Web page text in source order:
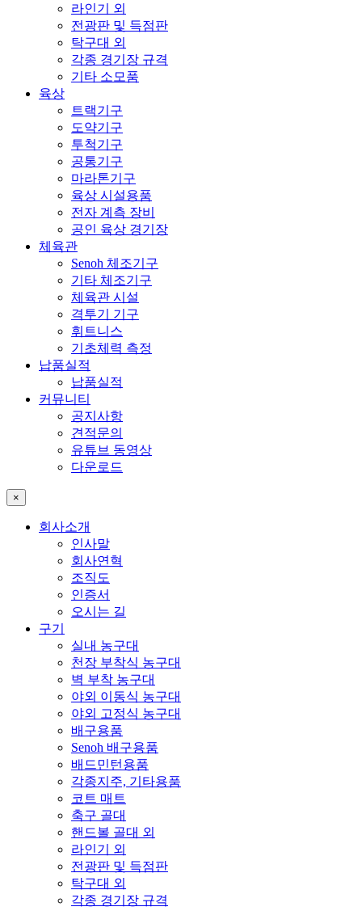
라인기 외
전광판 및 득점판
탁구대 외
각종 경기장 규격
기타 소모품
육상
트랙기구
도약기구
투척기구
공통기구
마라톤기구
육상 시설용품
전자 계측 장비
공인 육상 경기장
체육관
Senoh 체조기구
기타 체조기구
체육관 시설
격투기 기구
휘트니스
기초체력 측정
납품실적
납품실적
커뮤니티
공지사항
견적문의
유튜브 동영상
다운로드
×
회사소개
인사말
회사연혁
조직도
인증서
오시는 길
구기
실내 농구대
천장 부착식 농구대
벽 부착 농구대
야외 이동식 농구대
야외 고정식 농구대
배구용품
Senoh 배구용품
배드민턴용품
각종지주, 기타용품
코트 매트
축구 골대
핸드볼 골대 외
라인기 외
전광판 및 득점판
탁구대 외
각종 경기장 규격